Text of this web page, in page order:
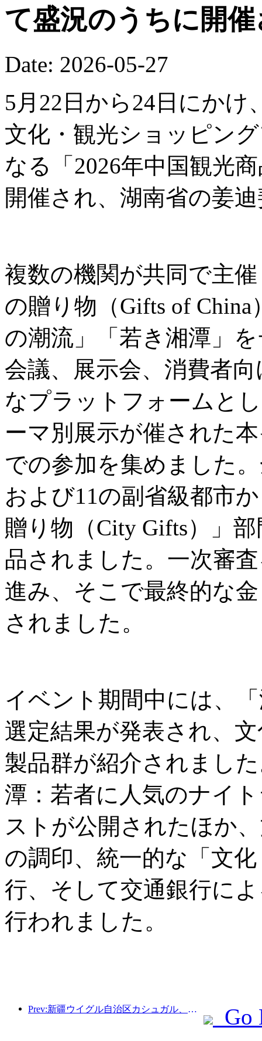
て盛況のうちに開
Date: 2026-05-27
5月22日から24日にかけ
文化・観光ショッピン
なる「2026年中国観光
開催され、湖南省の姜
複数の機関が共同で主
の贈り物（Gifts of
の潮流」「若き湘潭」
会議、展示会、消費者
なプラットフォームと
ーマ別展示が催された
での参加を集めました
および11の副省級都市
贈り物（City Gifts）」
品されました。一次審
進み、そこで最終的な
されました。
イベント期間中には、
選定結果が発表され、
製品群が紹介されまし
潭：若者に人気のナイ
ストが公開されたほか
の調印、統一的な「文
行、そして交通銀行に
行われました。
Prev:新疆ウイグル自治区カシュガル、民族間交流の促進に向けた観光振興イベントを開催 Go